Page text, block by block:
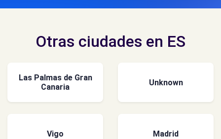
Otras ciudades en ES
Las Palmas de Gran
Canaria
Unknown
Vigo Madrid